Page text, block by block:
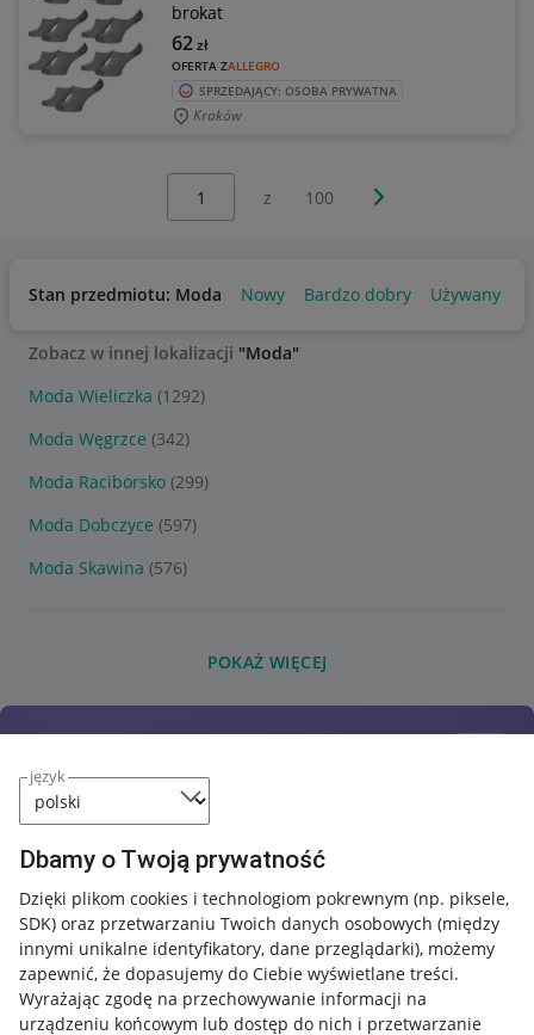
język
Dbamy o Twoją prywatność
Dzięki plikom cookies i technologiom pokrewnym (np. piksele,
SDK) oraz przetwarzaniu Twoich danych osobowych (między
innymi unikalne identyfikatory, dane przeglądarki), możemy
zapewnić, że dopasujemy do Ciebie wyświetlane treści.
Wyrażając zgodę na przechowywanie informacji na
urządzeniu końcowym lub dostęp do nich i przetwarzanie
brokat
OFERTA ZALLEGRO
62zł
SPRZEDAJĄCY: OSOBA PRYWATNA
Kraków
z 100 Następna strona
Stan przedmiotu: Moda Nowy Bardzo dobry Używany
Zobacz w innej lokalizacji "Moda"
Moda Wieliczka (1292)
Moda Węgrzce (342)
Moda Raciborsko (299)
Moda Dobczyce (597)
Moda Skawina (576)
POKAŻ WIĘCEJ